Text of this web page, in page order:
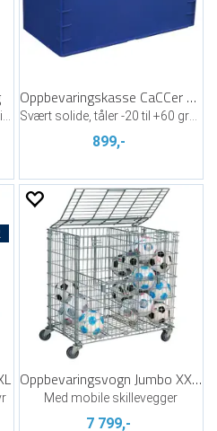
Oppbevaringskasse CaCCer Blå
Svært solide, tåler -20 til +60 grader
899,-
Oppbevaringsvogn Jumbo XXL Plus
Med mobile skillevegger
7 799,-